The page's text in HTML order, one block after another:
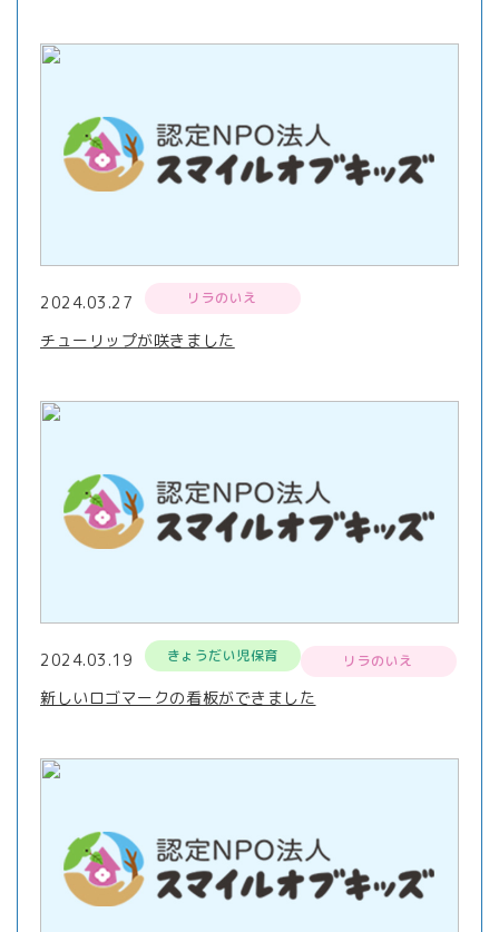
2024.03.27 リラのいえ
チューリップが咲きました
2024.03.19 きょうだい児保育 リラのいえ
新しいロゴマークの看板ができました